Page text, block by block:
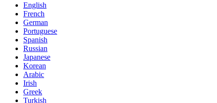
English
French
German
Portuguese
Spanish
Russian
Japanese
Korean
Arabic
Irish
Greek
Turkish